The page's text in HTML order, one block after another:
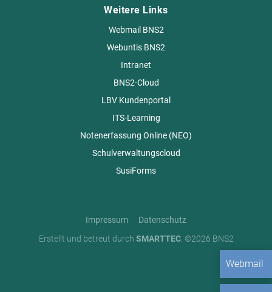
Webmail
Weitere Links
Webmail BNS2
Webuntis BNS2
Intranet
BNS2-Cloud
LBV Kundenportal
ITS-Learning
Notenerfassung Online (NEO)
Schulverwaltungscloud
SusiForms
Impressum
Datenschutz
Erstellt und betreut durch SMARTTEC. ©2026 BNS2